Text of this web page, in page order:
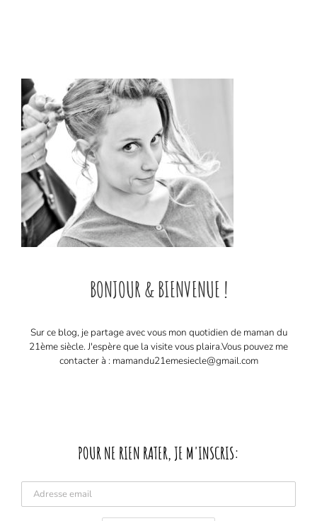
BONJOUR & BIENVENUE !
Sur ce blog, je partage avec vous mon quotidien de maman du
21ème siècle. J'espère que la visite vous plaira. ​ Vous pouvez me
contacter à : mamandu21emesiecle@gmail.com
POUR NE RIEN RATER, JE M'INSCRIS: